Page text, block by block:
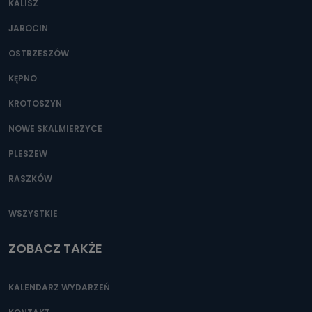
Można to zrobić pod numerem telefonu 62 735-51-05 lub
KALISZ
JAROCIN
OSTRZESZÓW
KĘPNO
KROTOSZYN
NOWE SKALMIERZYCE
PLESZEW
RASZKÓW
WSZYSTKIE
ZOBACZ TAKŻE
KALENDARZ WYDARZEŃ